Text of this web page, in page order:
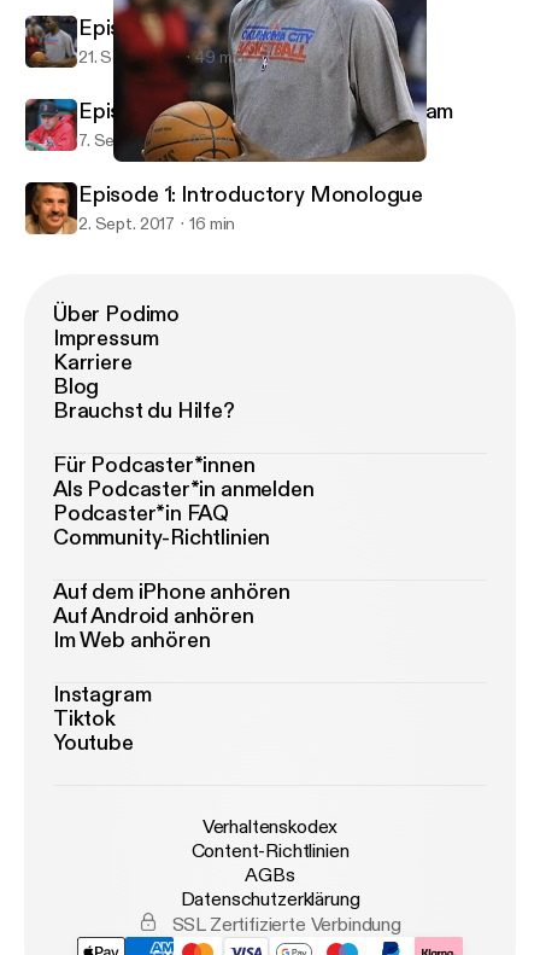
Sport Man Toe
Episode 5: The Durant Analysis
21. Sept. 2017 49 min
Episode 3: Gary DiSarcina's Toilet Cam
7. Sept. 2017 45 min
Episode 1: Introductory Monologue
2. Sept. 2017 16 min
Über Podimo
Impressum
Karriere
Blog
Brauchst du Hilfe?
Für Podcaster*innen
Als Podcaster*in anmelden
Podcaster*in FAQ
Community-Richtlinien
Auf dem iPhone anhören
Auf Android anhören
Im Web anhören
Instagram
Tiktok
Youtube
Verhaltenskodex
Content-Richtlinien
AGBs
Datenschutzerklärung
SSL Zertifizierte Verbindung